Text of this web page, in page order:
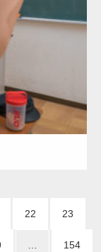
AKIHITO(細マッ
22 23
154
にてマッスルプ
MORNING」